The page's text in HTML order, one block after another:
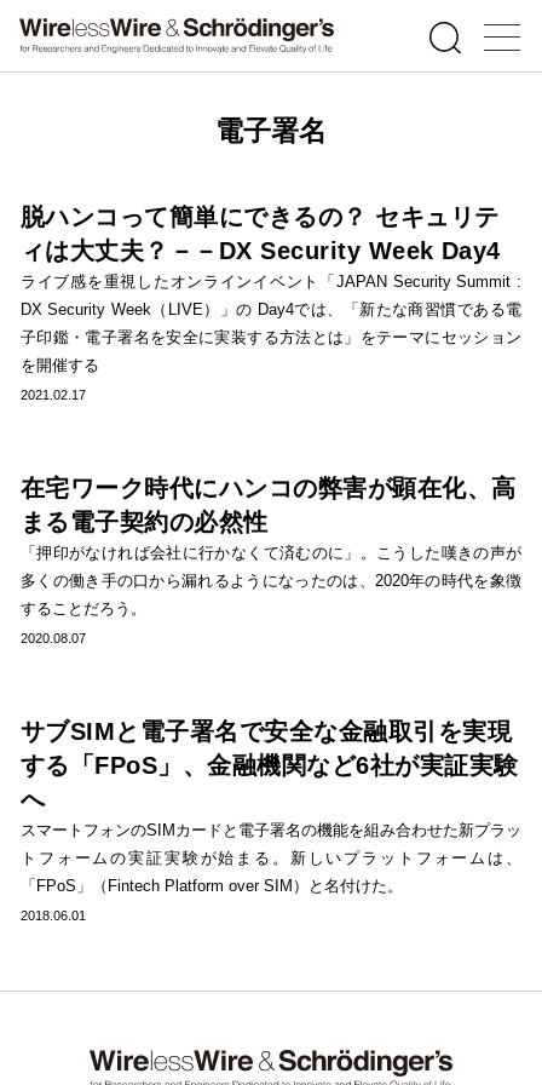
電子署名
脱ハンコって簡単にできるの？ セキュリテ
ィは大丈夫？－－DX Security Week Day4
ライブ感を重視したオンラインイベント「JAPAN Security Summit :
DX Security Week（LIVE）」の Day4では、「新たな商習慣である電
子印鑑・電子署名を安全に実装する方法とは」をテーマにセッション
を開催する
2021.02.17
在宅ワーク時代にハンコの弊害が顕在化、高
まる電子契約の必然性
「押印がなければ会社に行かなくて済むのに」。こうした嘆きの声が
多くの働き手の口から漏れるようになったのは、2020年の時代を象徴
することだろう。
2020.08.07
サブSIMと電子署名で安全な金融取引を実現
する「FPoS」、金融機関など6社が実証実験
へ
スマートフォンのSIMカードと電子署名の機能を組み合わせた新プラッ
トフォームの実証実験が始まる。新しいプラットフォームは、
「FPoS」（Fintech Platform over SIM）と名付けた。
2018.06.01